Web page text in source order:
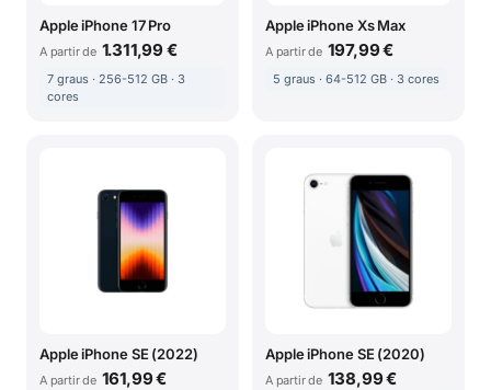
Apple iPhone 17 Pro
A partir de 1.311,99 €
7 graus · 256-512 GB · 3
cores
Apple iPhone Xs Max
A partir de 197,99 €
5 graus · 64-512 GB · 3 cores
Apple iPhone SE (2022)
A partir de 161,99 €
Apple iPhone SE (2020)
A partir de 138,99 €